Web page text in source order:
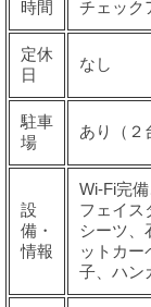
時間
チェック
定休
日
なし
駐車
場
あり（２
設
備・
情報
Wi-Fi完
フェイス
シーツ、
ットカー
子、ハン